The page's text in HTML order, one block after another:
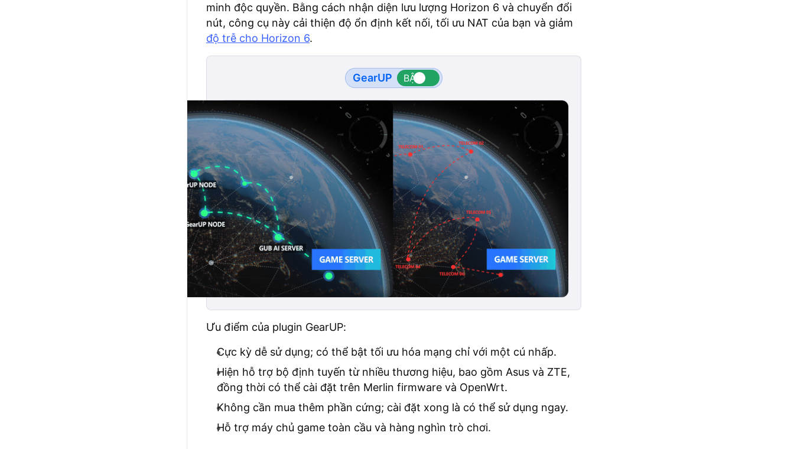
minh độc quyền. Bằng cách nhận diện lưu lượng Horizon 6 và chuyển đổi
nút, công cụ này cải thiện độ ổn định kết nối, tối ưu NAT của bạn và giảm
độ trễ cho Horizon 6.
GearUP
Ưu điểm của plugin GearUP:
Cực kỳ dễ sử dụng; có thể bật tối ưu hóa mạng chỉ với một cú nhấp.
Hiện hỗ trợ bộ định tuyến từ nhiều thương hiệu, bao gồm Asus và ZTE,
đồng thời có thể cài đặt trên Merlin firmware và OpenWrt.
Không cần mua thêm phần cứng; cài đặt xong là có thể sử dụng ngay.
Hỗ trợ máy chủ game toàn cầu và hàng nghìn trò chơi.